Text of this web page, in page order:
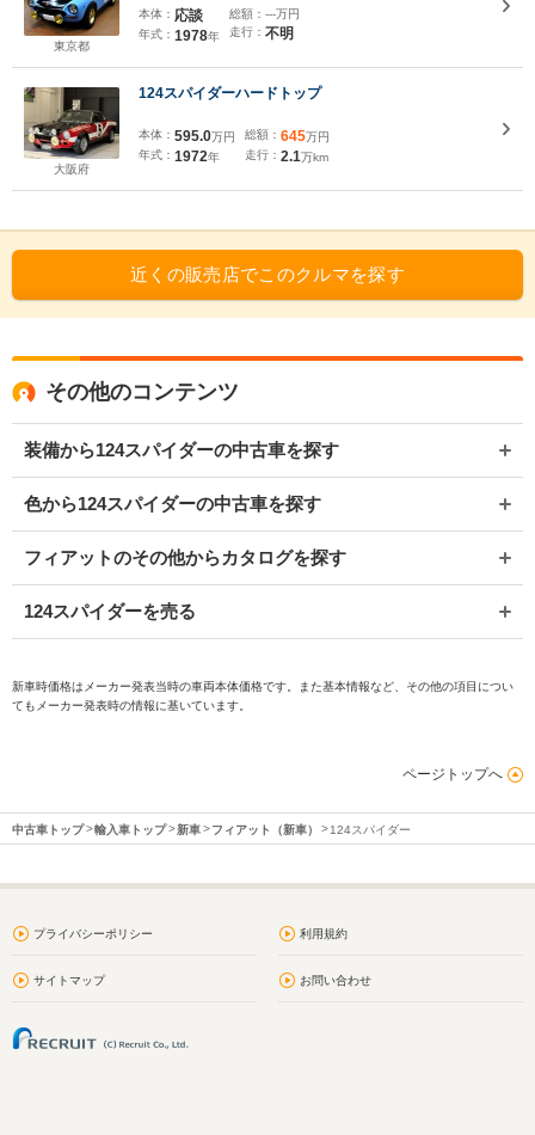
東京都
本体： 応談
年式： 1978年
総額： ---万円
走行： 不明
大阪府
124スパイダーハードトップ
本体： 595.0万円
年式： 1972年
総額： 645万円
走行： 2.1万km
近くの販売店でこのクルマを探す
その他のコンテンツ
装備から124スパイダーの中古車を探す
色から124スパイダーの中古車を探す
フィアットのその他からカタログを探す
124スパイダーを売る
新車時価格はメーカー発表当時の車両本体価格です。また基本情報など、その他の項目につい
てもメーカー発表時の情報に基いています。
ページトップへ
中古車トップ 輸入車トップ 新車 フィアット（新車） 124スパイダー
プライバシーポリシー 利用規約
サイトマップ お問い合わせ